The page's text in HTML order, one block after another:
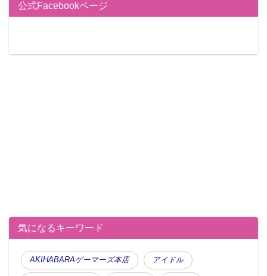
公式Facebookページ
気になるキーワード
AKIHABARAゲーマーズ本店 アイドル